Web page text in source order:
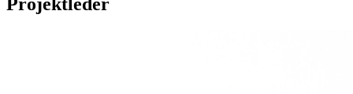
Projektleder